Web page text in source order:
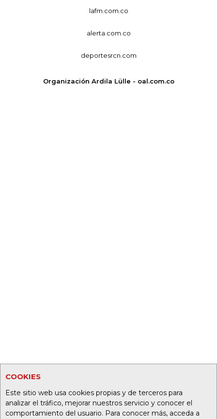
COOKIES
Este sitio web usa cookies propias y de terceros para
analizar el tráfico, mejorar nuestros servicio y conocer el
comportamiento del usuario. Para conocer más, acceda a
lafm.com.co
alerta.com.co
deportesrcn.com
Organización Ardila Lülle - oal.com.co